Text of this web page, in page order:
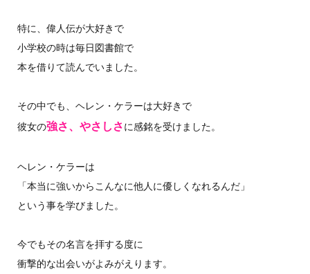
特に、偉人伝が大好きで
小学校の時は毎日図書館で
本を借りて読んでいました。
その中でも、ヘレン・ケラーは大好きで
彼女の強さ、やさしさに感銘を受けました。
ヘレン・ケラーは
「本当に強いからこんなに他人に優しくなれるんだ」
という事を学びました。
今でもその名言を拝する度に
衝撃的な出会いがよみがえります。